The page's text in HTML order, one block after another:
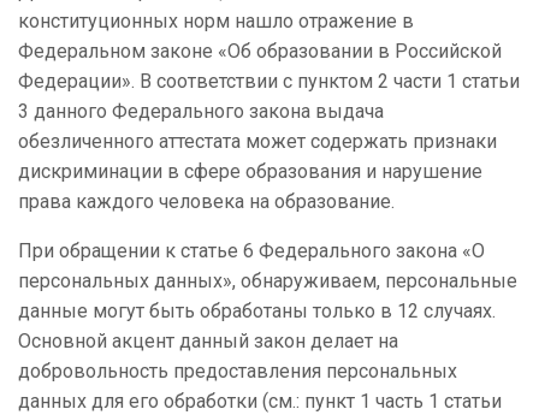
конституционных норм нашло отражение в
Федеральном законе «Об образовании в Российской
Федерации». В соответствии с пунктом 2 части 1 статьи
3 данного Федерального закона выдача
обезличенного аттестата может содержать признаки
дискриминации в сфере образования и нарушение
права каждого человека на образование.
При обращении к статье 6 Федерального закона «О
персональных данных», обнаруживаем, персональные
данные могут быть обработаны только в 12 случаях.
Основной акцент данный закон делает на
добровольность предоставления персональных
данных для его обработки (см.: пункт 1 часть 1 статьи